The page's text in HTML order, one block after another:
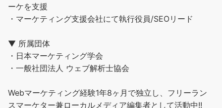
ーケを支援
・マーケティング支援会社にて執行役員/SEOリード
▼ 所属団体
・日本マーケティング学会
・一般社団法人 ウェブ解析士協会
Webマーケティング経験1年8ヶ月で独立し、フリーラン
スマーケター兼ローカルメディア編集者として活動中!!